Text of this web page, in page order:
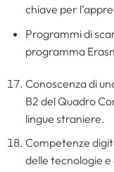
chiave per
Programmi di
programma
Conoscenza di
B2 del Quadro
lingue straniere.
Competenze
delle tecnologie